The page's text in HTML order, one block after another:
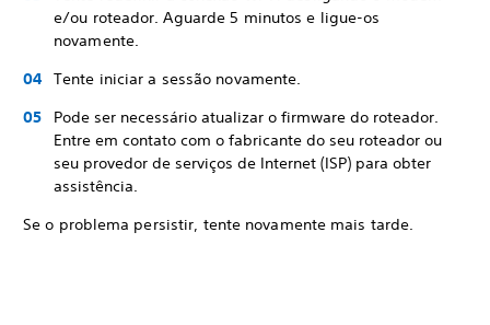
e/ou roteador. Aguarde 5 minutos e ligue-os
novamente.
Tente iniciar a sessão novamente.
Pode ser necessário atualizar o firmware do roteador.
Entre em contato com o fabricante do seu roteador ou
seu provedor de serviços de Internet (ISP) para obter
assistência.
Se o problema persistir, tente novamente mais tarde.